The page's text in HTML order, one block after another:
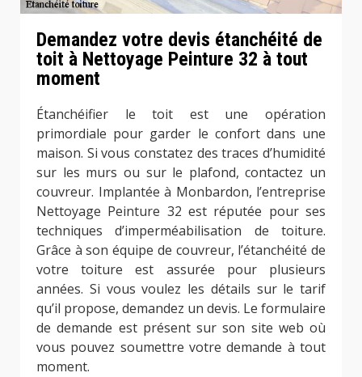
Demandez votre devis étanchéité de
toit à Nettoyage Peinture 32 à tout
moment
Étanchéifier le toit est une opération
primordiale pour garder le confort dans une
maison. Si vous constatez des traces d’humidité
sur les murs ou sur le plafond, contactez un
couvreur. Implantée à Monbardon, l’entreprise
Nettoyage Peinture 32 est réputée pour ses
techniques d’imperméabilisation de toiture.
Grâce à son équipe de couvreur, l’étanchéité de
votre toiture est assurée pour plusieurs
années. Si vous voulez les détails sur le tarif
qu’il propose, demandez un devis. Le formulaire
de demande est présent sur son site web où
vous pouvez soumettre votre demande à tout
moment.